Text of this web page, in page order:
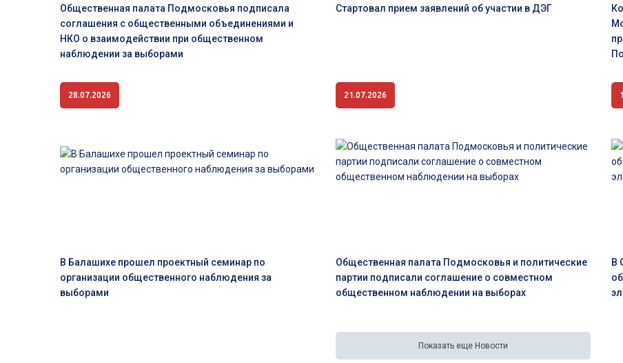
Общественная палата Подмосковья подписала
соглашения с общественными объединениями и
НКО о взаимодействии при общественном
наблюдении за выборами
Стартовал прием заявлений об участии в ДЭГ
28.07.2026
В Балашихе прошел проектный семинар по
организации общественного наблюдения за
выборами
21.07.2026
Общественная палата Подмосковья и политические
партии подписали соглашение о совместном
общественном наблюдении на выборах
В
Показать еще Новости